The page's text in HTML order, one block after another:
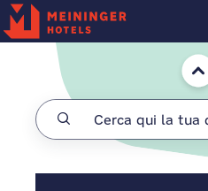
Salta al contenuto principale
Home